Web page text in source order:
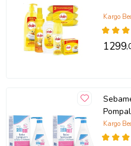
Kargo
1299
Kargo